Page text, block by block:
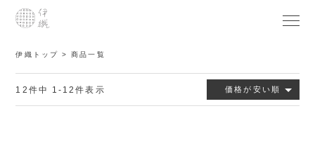
伊織トップ 商品一覧
価格が安い順
12 件中 1- 12件表示